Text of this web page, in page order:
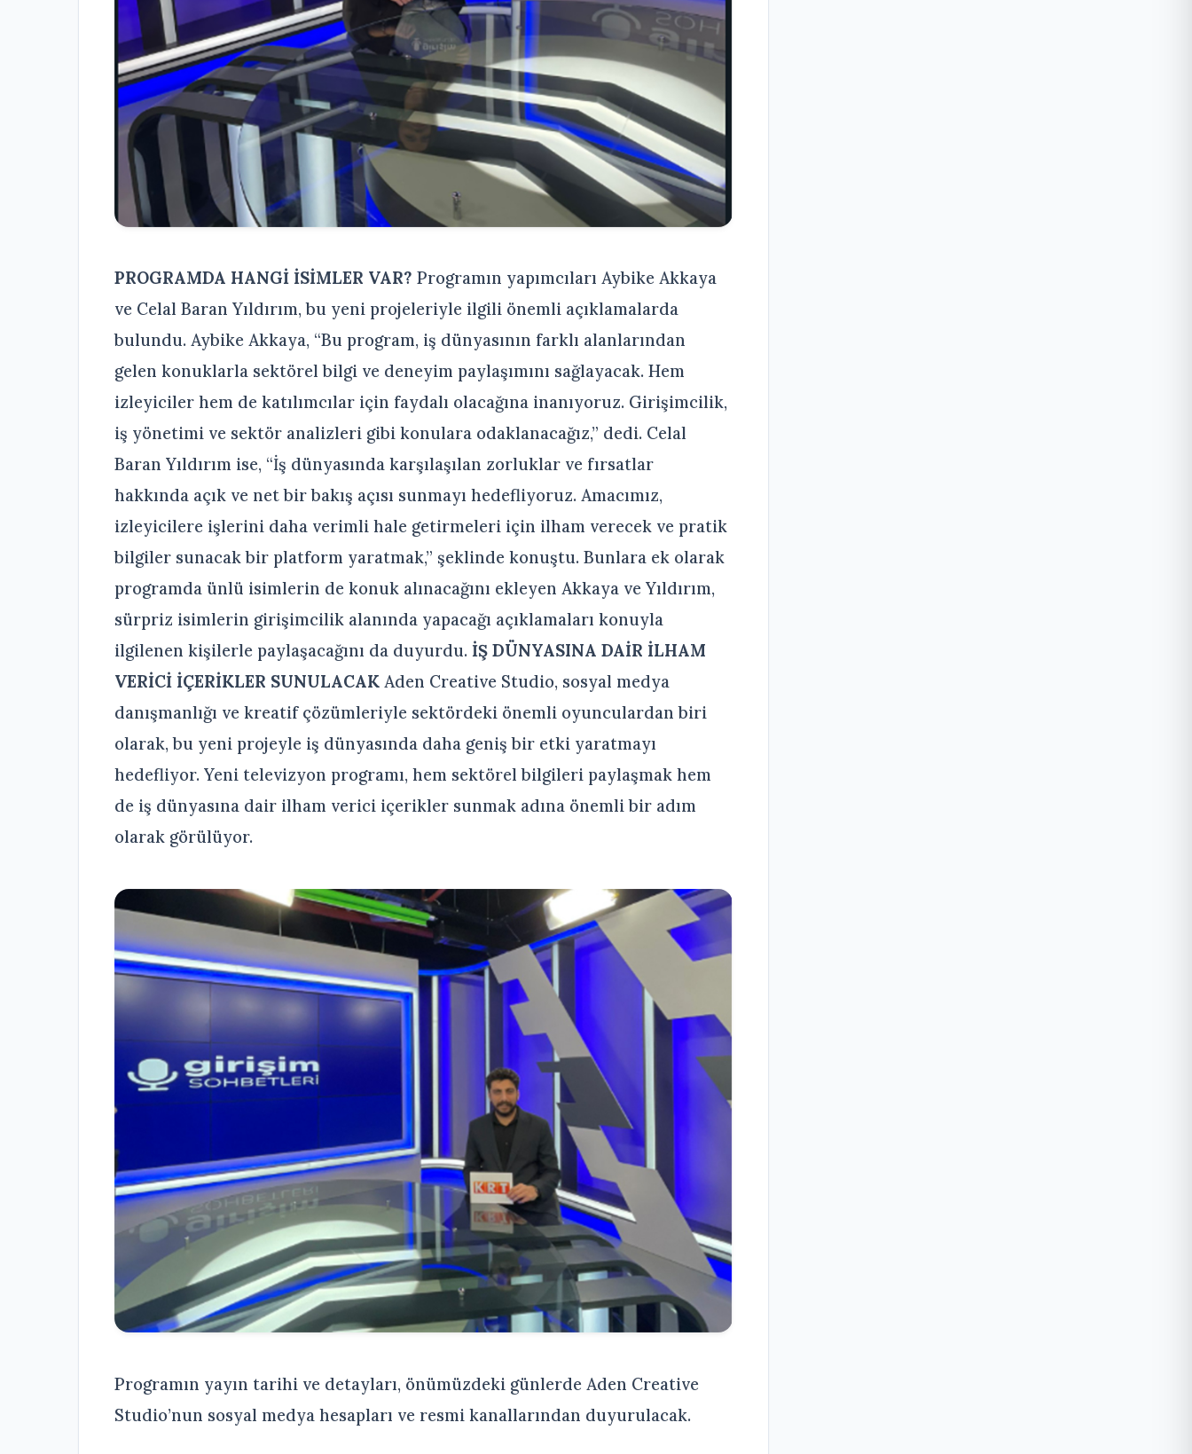
PROGRAMDA HANGİ İSİMLER VAR? Programın yapımcıları Aybike Akkaya
ve Celal Baran Yıldırım, bu yeni projeleriyle ilgili önemli açıklamalarda
bulundu. Aybike Akkaya, “Bu program, iş dünyasının farklı alanlarından
gelen konuklarla sektörel bilgi ve deneyim paylaşımını sağlayacak. Hem
izleyiciler hem de katılımcılar için faydalı olacağına inanıyoruz. Girişimcilik,
iş yönetimi ve sektör analizleri gibi konulara odaklanacağız,” dedi. Celal
Baran Yıldırım ise, “İş dünyasında karşılaşılan zorluklar ve fırsatlar
hakkında açık ve net bir bakış açısı sunmayı hedefliyoruz. Amacımız,
izleyicilere işlerini daha verimli hale getirmeleri için ilham verecek ve pratik
bilgiler sunacak bir platform yaratmak,” şeklinde konuştu. Bunlara ek olarak
programda ünlü isimlerin de konuk alınacağını ekleyen Akkaya ve Yıldırım,
sürpriz isimlerin girişimcilik alanında yapacağı açıklamaları konuyla
ilgilenen kişilerle paylaşacağını da duyurdu. İŞ DÜNYASINA DAİR İLHAM
VERİCİ İÇERİKLER SUNULACAK Aden Creative Studio, sosyal medya
danışmanlığı ve kreatif çözümleriyle sektördeki önemli oyunculardan biri
olarak, bu yeni projeyle iş dünyasında daha geniş bir etki yaratmayı
hedefliyor. Yeni televizyon programı, hem sektörel bilgileri paylaşmak hem
de iş dünyasına dair ilham verici içerikler sunmak adına önemli bir adım
olarak görülüyor.
Programın yayın tarihi ve detayları, önümüzdeki günlerde Aden Creative
Studio’nun sosyal medya hesapları ve resmi kanallarından duyurulacak.